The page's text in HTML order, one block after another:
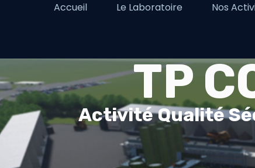
Accueil Le Laboratoire Nos
TP
Activité Qualité